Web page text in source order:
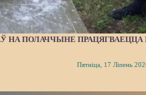
НА ПОЛАЧЧЫНЕ ПРАЦЯГВАЕЦЦА
Пятніца, 17 Ліпень